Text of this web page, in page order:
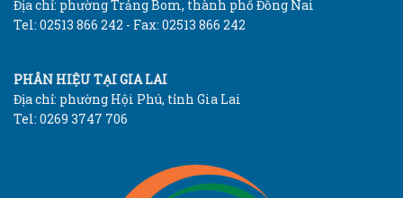
Địa chỉ: phường Trảng Bom, thành phố Đồng Nai
Tel: 02513 866 242 - Fax: 02513 866 242
PHÂN HIỆU TẠI GIA LAI
Địa chỉ: phường Hội Phú, tỉnh Gia Lai
Tel: 0269 3747 706